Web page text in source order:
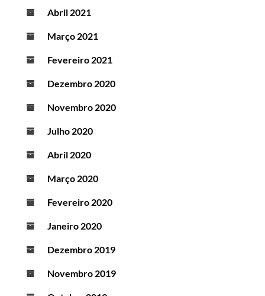
Abril 2021
Março 2021
Fevereiro 2021
Dezembro 2020
Novembro 2020
Julho 2020
Abril 2020
Março 2020
Fevereiro 2020
Janeiro 2020
Dezembro 2019
Novembro 2019